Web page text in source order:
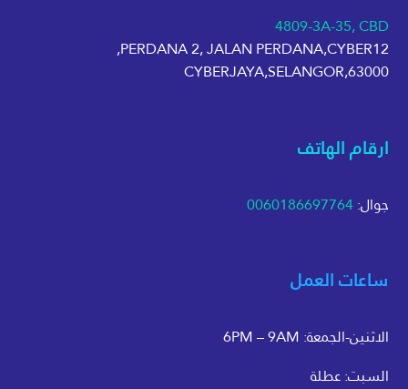
4809-3A-35, CBD
PERDANA 2, JALAN PERDANA,CYBER12,
63000,CYBERJAYA,SELANGOR
ارقام الهاتف
جوال:0060186697764
ساعات العمل
الاثنين-الجمعة: 6PM – 9AM
السبت: عطلة